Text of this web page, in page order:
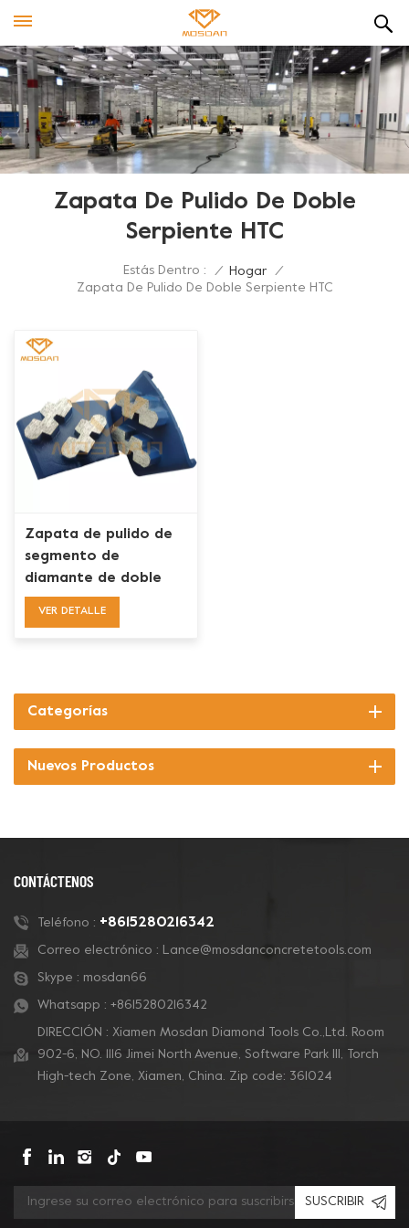
Zapata De Pulido De Doble
Serpiente HTC
Estás Dentro : / Hogar
/
Zapata De Pulido De Doble Serpiente HTC
Zapata de pulido de
segmento de
diamante de doble
serpiente HTC EZ
VER DETALLE
Categorías
Nuevos Productos
CONTÁCTENOS
Teléfono : +8615280216342
Correo electrónico : Lance@mosdanconcretetools.com
Skype : mosdan66
Whatsapp : +8615280216342
DIRECCIÓN : Xiamen Mosdan Diamond Tools Co.,Ltd. Room
902-6, NO. 1116 Jimei North Avenue, Software Park Ill, Torch
High-tech Zone, Xiamen, China. Zip code: 361024
SUSCRIBIR